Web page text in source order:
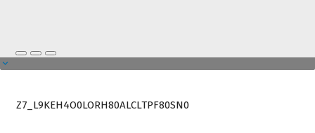
Z7_L9KEH4O0LORH80ALCLTPF80SN0